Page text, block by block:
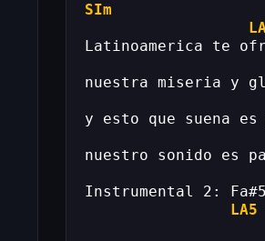
SIm
Latinoamerica te
nuestra miseria y
y esto que suena
nuestro sonido es
Instrumental 2:
LA5